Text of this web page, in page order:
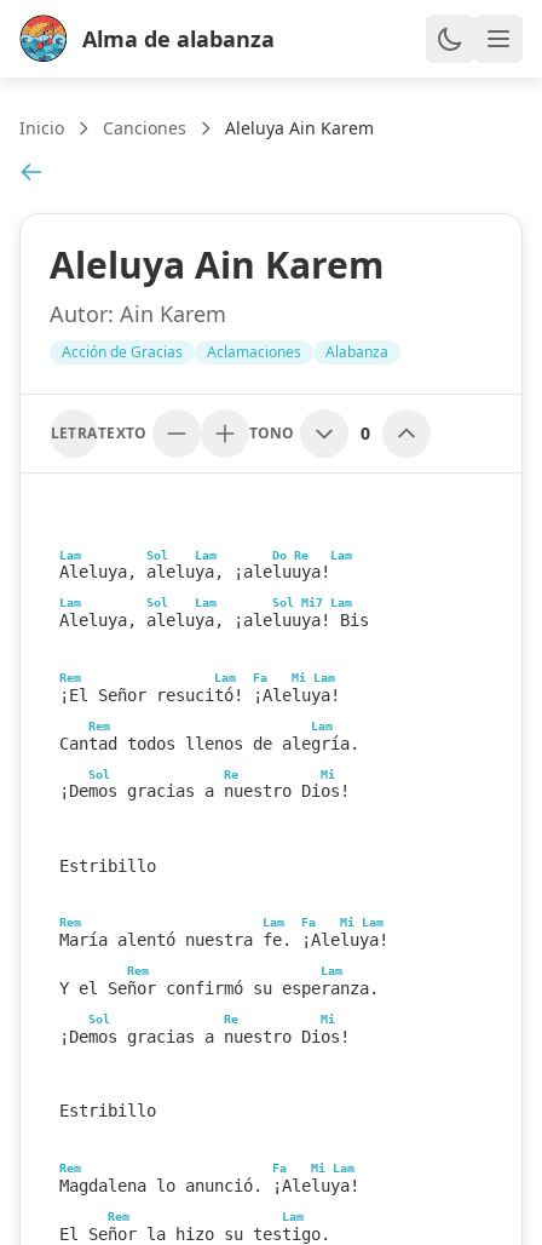
Alma de alabanza
Inicio Canciones Aleluya Ain Karem
Aleluya Ain Karem
Autor: Ain Karem
Acción de Gracias Aclamaciones Alabanza
LETRATEXTO TONO 0
Lam Sol Lam Do Re Lam
Aleluya, aleluya, ¡aleluuya!
Lam Sol Lam Sol Mi7 Lam
Aleluya, aleluya, ¡aleluuya! Bis
Rem Lam Fa Mi Lam
¡El Señor resucitó! ¡Aleluya!
Rem Lam
Cantad todos llenos de alegría.
Sol Re Mi
¡Demos gracias a nuestro Dios!
Estribillo
Rem Lam Fa Mi Lam
María alentó nuestra fe. ¡Aleluya!
Rem Lam
Y el Señor confirmó su esperanza.
Sol Re Mi
¡Demos gracias a nuestro Dios!
Estribillo
Rem Fa Mi Lam
Magdalena lo anunció. ¡Aleluya!
Rem Lam
El Señor la hizo su testigo.